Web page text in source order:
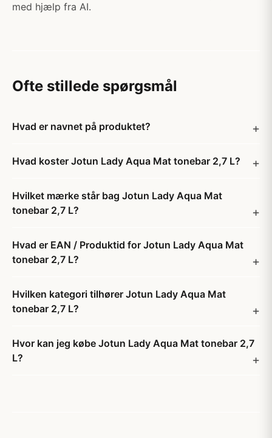
med hjælp fra AI.
Ofte stillede spørgsmål
Hvad er navnet på produktet?
Hvad koster Jotun Lady Aqua Mat tonebar 2,7 L?
Hvilket mærke står bag Jotun Lady Aqua Mat
tonebar 2,7 L?
Hvad er EAN / Produktid for Jotun Lady Aqua Mat
tonebar 2,7 L?
Hvilken kategori tilhører Jotun Lady Aqua Mat
tonebar 2,7 L?
Hvor kan jeg købe Jotun Lady Aqua Mat tonebar 2,7
L?